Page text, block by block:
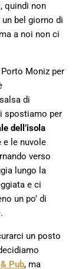
quindi non
bel giorno di
a noi non ci
Moniz per
di
spostiamo per
dell’isola
e le nuvole
verso
lungo la
e ci
un po’ di
un posto
Pub, ma